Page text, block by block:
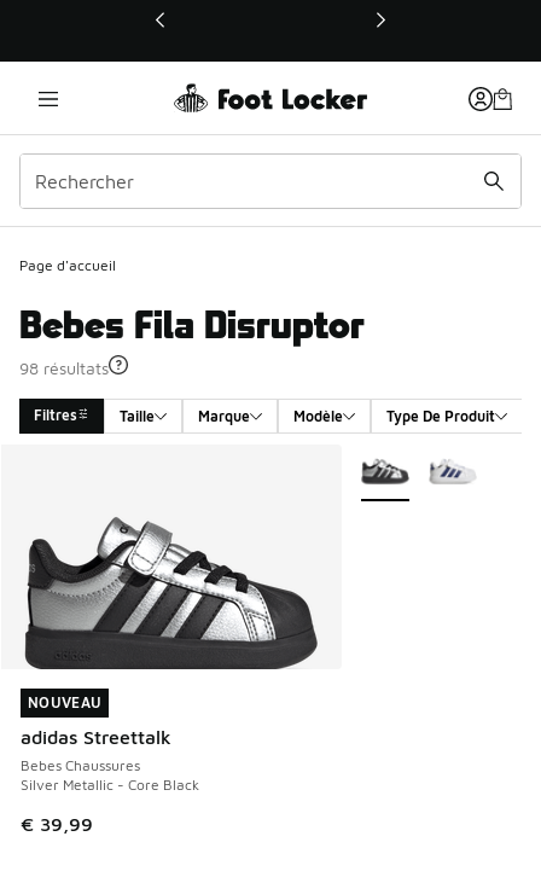
Ce lien ouvrira une nouvelle fenêtre
Page d'accueil
Bebes Fila Disruptor
98 résultats
Filtres Taille Marque Modèle Type De Produit
NOUVEAU
adidas Streettalk
Bebes Chaussures
Silver Metallic - Core Black
€ 39,99
NOUVEAU
Plus de couleurs